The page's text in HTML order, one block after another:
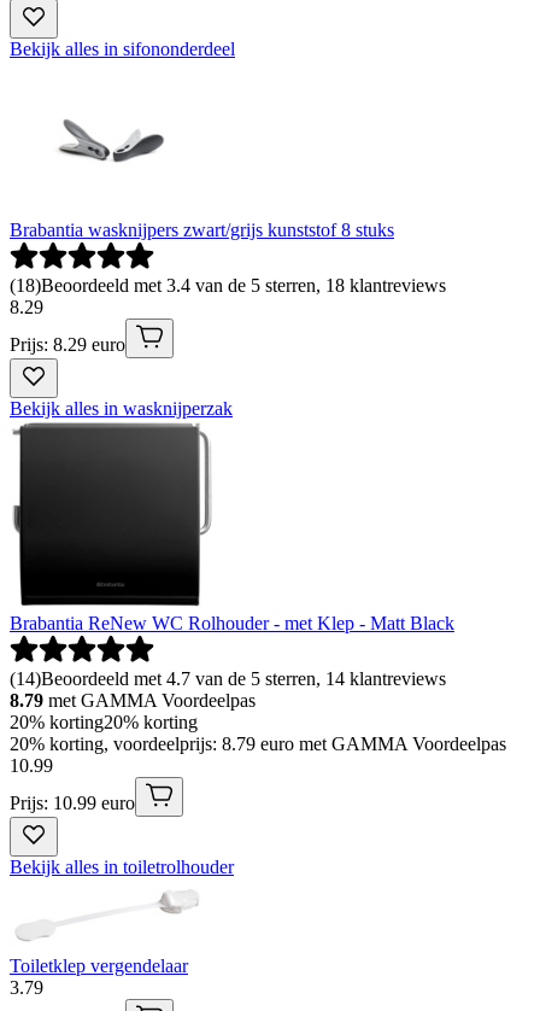
Bekijk alles in sifononderdeel
Brabantia wasknijpers zwart/grijs kunststof 8 stuks
(18)Beoordeeld met 3.4 van de 5 sterren, 18 klantreviews
8.29
Prijs: 8.29 euro
Bekijk alles in wasknijperzak
Brabantia ReNew WC Rolhouder - met Klep - Matt Black
(14)Beoordeeld met 4.7 van de 5 sterren, 14 klantreviews
8.79 met GAMMA Voordeelpas
20% korting20% korting
20% korting, voordeelprijs: 8.79 euro met GAMMA Voordeelpas
10.99
Prijs: 10.99 euro
Bekijk alles in toiletrolhouder
Toiletklep vergendelaar
3.79